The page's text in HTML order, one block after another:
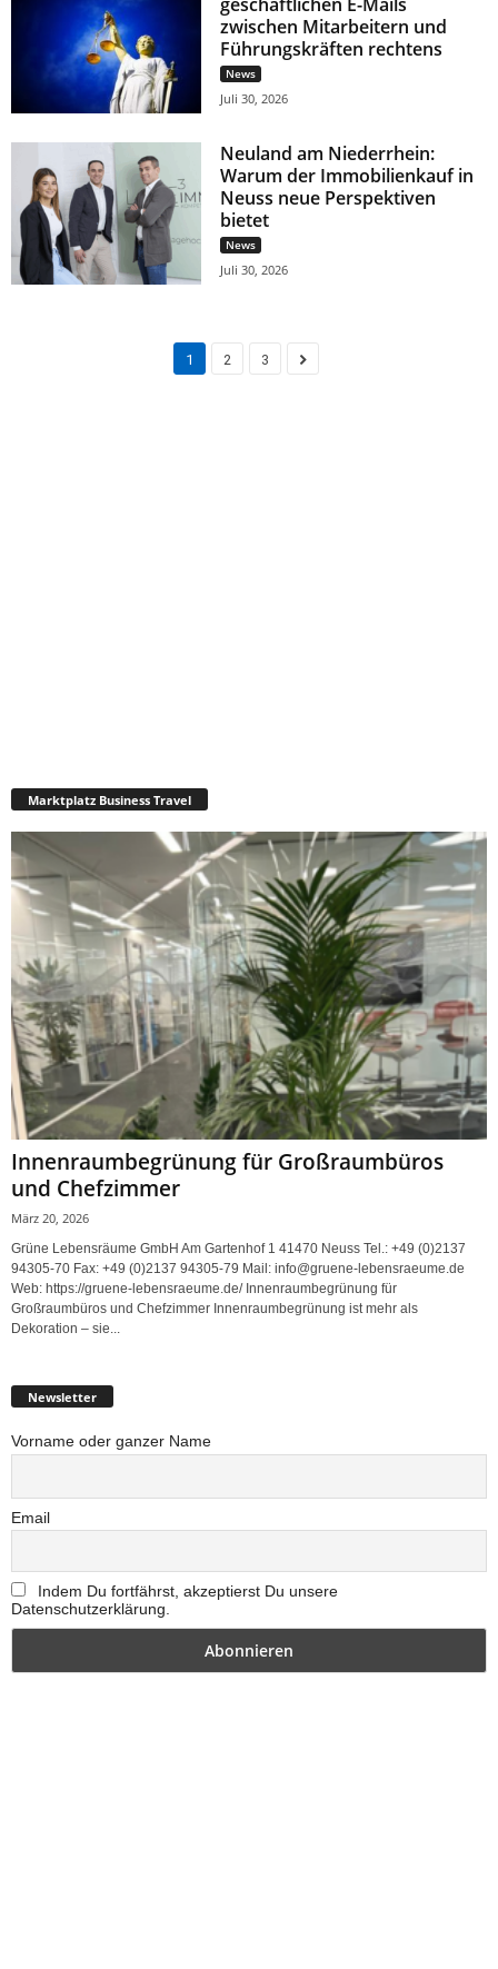
geschäftlichen E-Mails
zwischen Mitarbeitern und
Führungskräften rechtens
News
Juli 30, 2026
Neuland am Niederrhein:
Warum der Immobilienkauf in
Neuss neue Perspektiven
bietet
News
Juli 30, 2026
1 2 3
Marktplatz Business Travel
Innenraumbegrünung für Großraumbüros
und Chefzimmer
März 20, 2026
Grüne Lebensräume GmbH Am Gartenhof 1 41470 Neuss Tel.: +49 (0)2137
94305-70 Fax: +49 (0)2137 94305-79 Mail: info@gruene-lebensraeume.de
Web: https://gruene-lebensraeume.de/ Innenraumbegrünung für
Großraumbüros und Chefzimmer Innenraumbegrünung ist mehr als
Dekoration – sie...
Newsletter
Vorname oder ganzer Name
Email
Indem Du fortfährst, akzeptierst Du unsere
Datenschutzerklärung.